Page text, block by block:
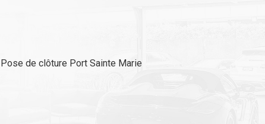
Pose de clôture Port Sainte Marie